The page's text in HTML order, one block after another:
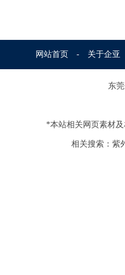
网站首页 - 关于企亚
东
*本站相关网页素材
相关搜索：紫